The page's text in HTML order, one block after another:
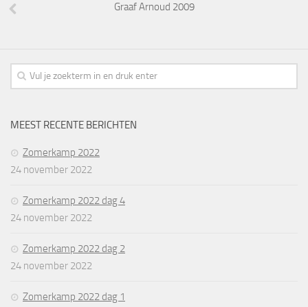
Graaf Arnoud 2009
MEEST RECENTE BERICHTEN
Zomerkamp 2022
24 november 2022
Zomerkamp 2022 dag 4
24 november 2022
Zomerkamp 2022 dag 2
24 november 2022
Zomerkamp 2022 dag 1